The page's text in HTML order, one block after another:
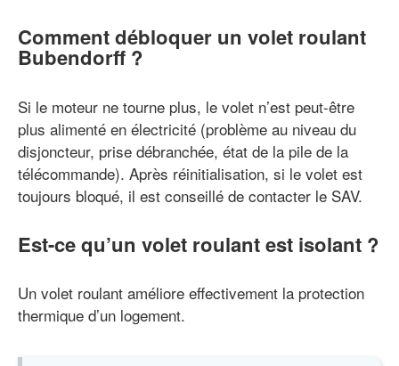
Comment débloquer un volet roulant
Bubendorff ?
Si le moteur ne tourne plus, le volet n’est peut-être
plus alimenté en électricité (problème au niveau du
disjoncteur, prise débranchée, état de la pile de la
télécommande). Après réinitialisation, si le volet est
toujours bloqué, il est conseillé de contacter le SAV.
Est-ce qu’un volet roulant est isolant ?
Un volet roulant améliore effectivement la protection
thermique d’un logement.